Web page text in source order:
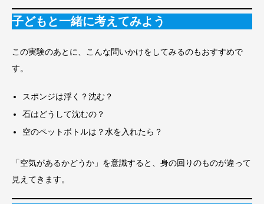
子どもと一緒に考えてみよう
この実験のあとに、こんな問いかけをしてみるのもおすすめで
す。
スポンジは浮く？沈む？
石はどうして沈むの？
空のペットボトルは？水を入れたら？
「空気があるかどうか」を意識すると、身の回りのものが違って
見えてきます。